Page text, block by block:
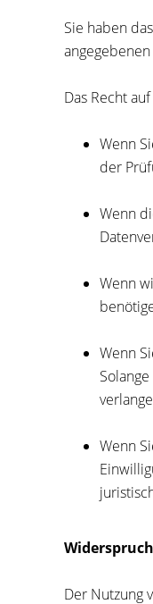
Sie haben
Das Recht
Wenn
der
Wenn
Wenn
Wenn
Wenn
Der Nutzung